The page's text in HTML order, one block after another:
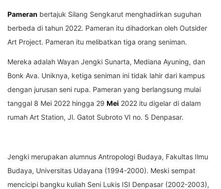
Pameran bertajuk Silang Sengkarut menghadirkan suguhan
berbeda di tahun 2022. Pameran itu dihadorkan oleh Outsider
Art Project. Pameran itu melibatkan tiga orang seniman.
Mereka adalah Wayan Jengki Sunarta, Mediana Ayuning, dan
Bonk Ava. Uniknya, ketiga seniman ini tidak lahir dari kampus
dengan jurusan seni rupa. Pameran yang berlangsung mulai
tanggal 8 Mei 2022 hingga 29 Mei 2022 itu digelar di dalam
rumah Art Station, Jl. Gatot Subroto VI no. 5 Denpasar.
Jengki merupakan alumnus Antropologi Budaya, Fakultas Ilmu
Budaya, Universitas Udayana (1994-2000). Meski sempat
mencicipi bangku kuliah Seni Lukis ISI Denpasar (2002-2003),